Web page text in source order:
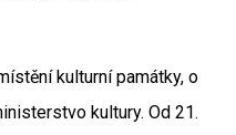
kulturní památky, o
kultury. Od 21.